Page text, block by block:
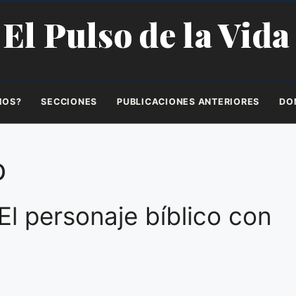
El Pulso de la Vida
SECCIONES PUBLICACIONES ANTERIORES
personaje bíblico con